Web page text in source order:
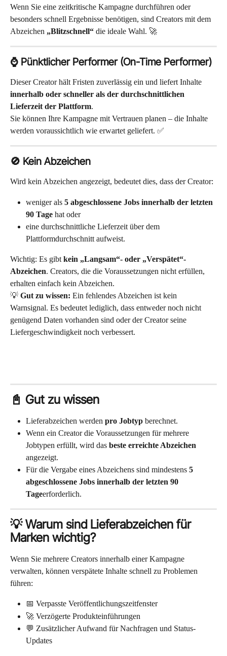
Wenn Sie eine zeitkritische Kampagne durchführen oder
besonders schnell Ergebnisse benötigen, sind Creators mit dem
Abzeichen „Blitzschnell“ die ideale Wahl. 🚀
⌚ Pünktlicher Performer (On-Time Performer)
Dieser Creator hält Fristen zuverlässig ein und liefert Inhalte
innerhalb oder schneller als der durchschnittlichen
Lieferzeit der Plattform.
Sie können Ihre Kampagne mit Vertrauen planen – die Inhalte
werden voraussichtlich wie erwartet geliefert. ✅
🚫 Kein Abzeichen
Wird kein Abzeichen angezeigt, bedeutet dies, dass der Creator:
weniger als 5 abgeschlossene Jobs innerhalb der letzten
90 Tage hat oder
eine durchschnittliche Lieferzeit über dem
Plattformdurchschnitt aufweist.
Wichtig: Es gibt kein „Langsam“- oder „Verspätet“-
Abzeichen. Creators, die die Voraussetzungen nicht erfüllen,
erhalten einfach kein Abzeichen.
💡 Gut zu wissen: Ein fehlendes Abzeichen ist kein
Warnsignal. Es bedeutet lediglich, dass entweder noch nicht
genügend Daten vorhanden sind oder der Creator seine
Liefergeschwindigkeit noch verbessert.
📓 Gut zu wissen
Lieferabzeichen werden pro Jobtyp berechnet.
Wenn ein Creator die Voraussetzungen für mehrere
Jobtypen erfüllt, wird das beste erreichte Abzeichen
angezeigt.
Für die Vergabe eines Abzeichens sind mindestens 5
abgeschlossene Jobs innerhalb der letzten 90
Tageerforderlich.
💡 Warum sind Lieferabzeichen für
Marken wichtig?
Wenn Sie mehrere Creators innerhalb einer Kampagne
verwalten, können verspätete Inhalte schnell zu Problemen
führen:
📅 Verpasste Veröffentlichungszeitfenster
🚀 Verzögerte Produkteinführungen
💬 Zusätzlicher Aufwand für Nachfragen und Status-
Updates